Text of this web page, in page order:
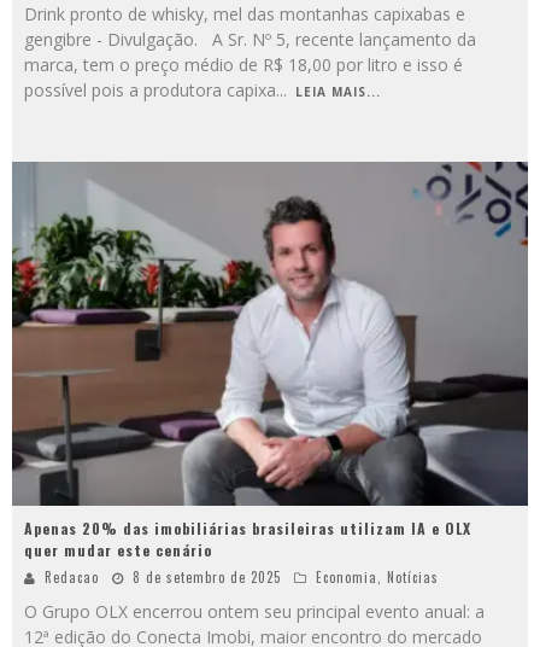
Drink pronto de whisky, mel das montanhas capixabas e
gengibre - Divulgação. A Sr. Nº 5, recente lançamento da
marca, tem o preço médio de R$ 18,00 por litro e isso é
possível pois a produtora capixa... LEIA MAIS...
Apenas 20% das imobiliárias brasileiras utilizam IA e OLX
quer mudar este cenário
Redacao 8 de setembro de 2025 Economia Notícias
O Grupo OLX encerrou ontem seu principal evento anual: a
12ª edição do Conecta Imobi, maior encontro do mercado